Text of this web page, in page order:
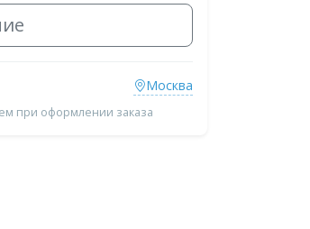
Москва
при оформлении заказа